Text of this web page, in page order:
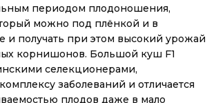
периодом плодоношения,
можно под плёнкой и в
и получать при этом высокий урожай
корнишонов. Большой куш F1
селекционерами,
заболеваний и отличается
плодов даже в мало